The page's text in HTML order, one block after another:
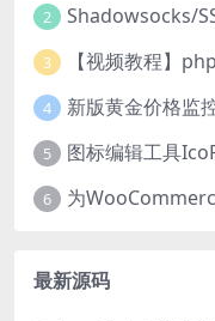
2 Shadowsocks/
3
4
5 图标编辑工具
6 为
最新源码